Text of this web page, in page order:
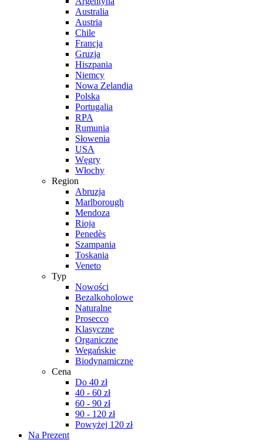
Australia
Austria
Chile
Francja
Gruzja
Hiszpania
Niemcy
Nowa Zelandia
Polska
Portugalia
RPA
Rumunia
Słowenia
USA
Węgry
Włochy
Region
Abruzja
Marlborough
Mendoza
Rioja
Penedès
Szampania
Toskania
Veneto
Typ
Nowości
Bezalkoholowe
Naturalne
Prosecco
Klasyczne
Organiczne
Wegańskie
Biodynamiczne
Cena
Do 40 zł
40 - 60 zł
60 - 90 zł
90 - 120 zł
Powyżej 120 zł
Na Prezent